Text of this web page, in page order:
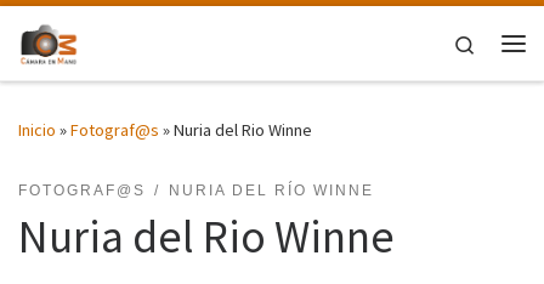
Saltar al contenido
Search
Inicio »Fotograf@s »Nuria del Rio Winne
FOTOGRAF@S NURIA DEL RÍO WINNE
Nuria del Rio Winne